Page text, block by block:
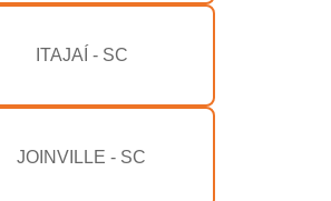
ITAJAÍ - SC
JOINVILLE - SC